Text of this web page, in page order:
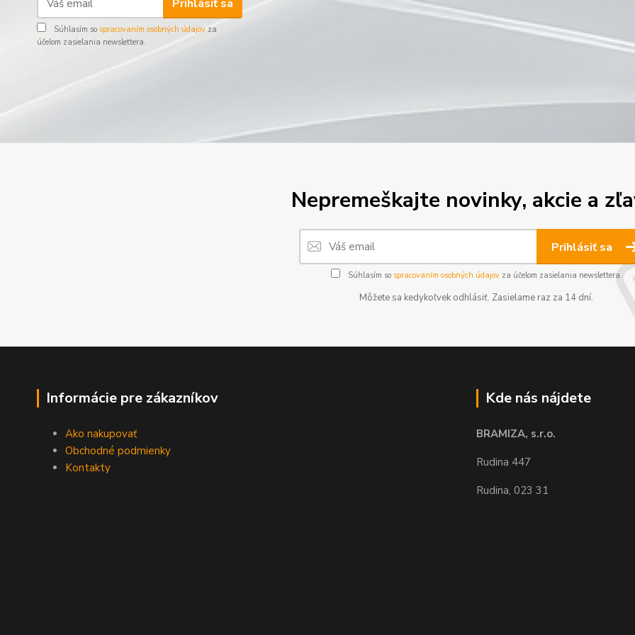
Prihlásiť sa
Súhlasím so spracovaním osobných údajov za
účelom zasielania newslettera.
Nepremeškajte novinky, akcie a
Prihlásiť sa
Súhlasím so spracovaním osobných údajovza účelom zasielania newslettera.
Môžete sa kedykoľvek odhlásiť. Zasielame raz za 14 dní.
Informácie pre zákazníkov
Ako nakupovať
Obchodné podmienky
Kontakty
Kde nás nájdete
BRAMIZA, s.r.o.
Rudina 447
Rudina, 023 31